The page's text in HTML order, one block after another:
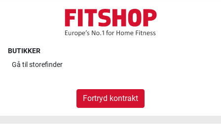
BUTIKKER
Gå til storefinder
Fortryd kontrakt